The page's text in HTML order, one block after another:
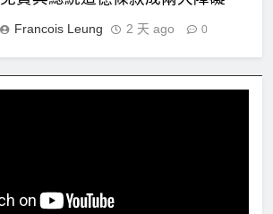
Francois Leung 2 天 ago 0